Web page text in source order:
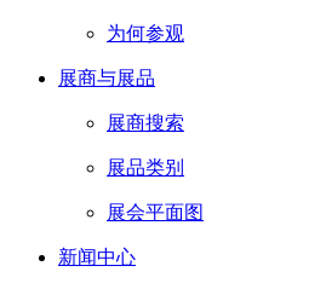
为何参观
展商与展品
展商搜索
展品类别
展会平面图
新闻中心